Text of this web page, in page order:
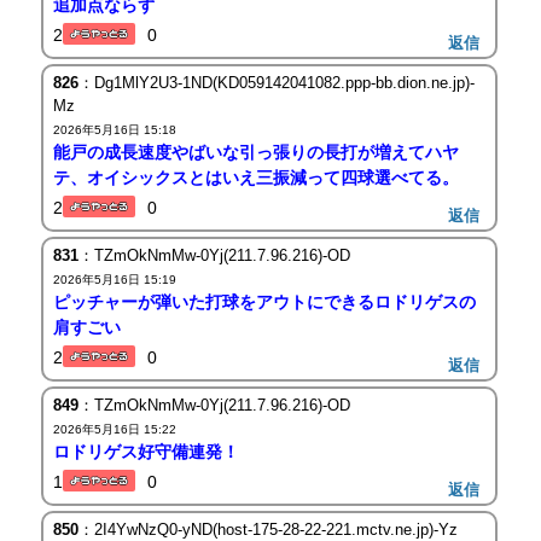
追加点ならず
2
0 返信
826：Dg1MlY2U3-1ND(KD059142041082.ppp-bb.dion.ne.jp)-
Mz
2026年5月16日 15:18
能戸の成長速度やばいな引っ張りの長打が増えてハヤ
テ、オイシックスとはいえ三振減って四球選べてる。
2
0 返信
831：TZmOkNmMw-0Yj(211.7.96.216)-OD
2026年5月16日 15:19
ピッチャーが弾いた打球をアウトにできるロドリゲスの
肩すごい
2
0 返信
849：TZmOkNmMw-0Yj(211.7.96.216)-OD
2026年5月16日 15:22
ロドリゲス好守備連発！
1
0 返信
850：2I4YwNzQ0-yND(host-175-28-22-221.mctv.ne.jp)-Yz